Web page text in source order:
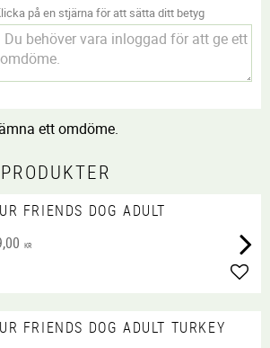
på en stjärna för att sätta ditt betyg
ett omdöme.
FRIENDS DOG ADULT
KR
FRIENDS DOG ADULT TURKEY